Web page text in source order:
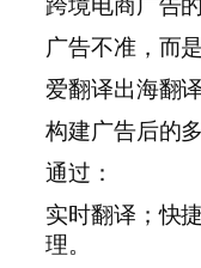
广告不准，而
爱翻译出海翻
构建广告后的
通过：
实时翻译；快
理。